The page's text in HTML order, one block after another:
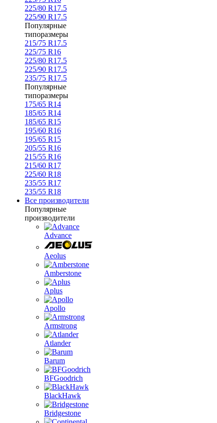
225/80 R17.5
225/90 R17.5
Популярные
типоразмеры
215/75 R17.5
225/75 R16
225/80 R17.5
225/90 R17.5
235/75 R17.5
Популярные
типоразмеры
175/65 R14
185/65 R14
185/65 R15
195/60 R16
195/65 R15
205/55 R16
215/55 R16
215/60 R17
225/60 R18
235/55 R17
235/55 R18
Все производители
Популярные
производители
Advance
Aeolus
Amberstone
Aplus
Apollo
Armstrong
Atlander
Barum
BFGoodrich
BlackHawk
Bridgestone